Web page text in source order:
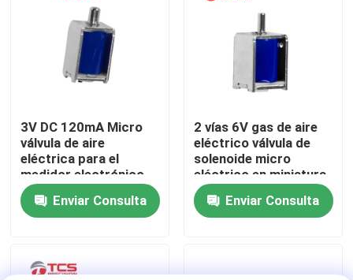
Recorrido por la fábrica
Control de calidad
Contacta con nosotros
Noticias
Casos de trabajo
El blog
3V DC 120mA Micro
válvula de aire
eléctrica para el
medidor electrónico
de presión arterial
monitor médico
Enviar Consulta
2 vías 6V gas de aire
eléctrico válvula de
solenoide micro
eléctrico en miniatura
60mA
Enviar Consulta